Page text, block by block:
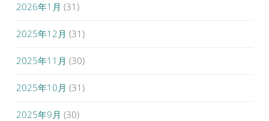
2026年1月 (31)
2025年12月 (31)
2025年11月 (30)
2025年10月 (31)
2025年9月 (30)